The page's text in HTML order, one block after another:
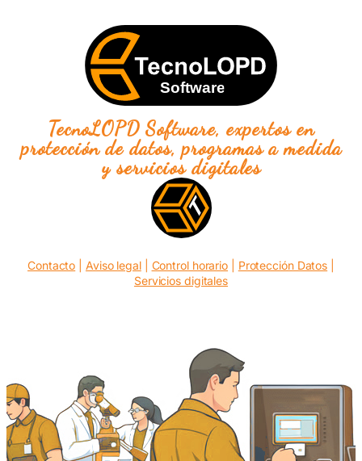
TecnoLOPD Software, expertos en
protección de datos, programas a medida
y servicios digitales
Contacto Aviso legal| Control horario Protección Datos
Servicios digitales